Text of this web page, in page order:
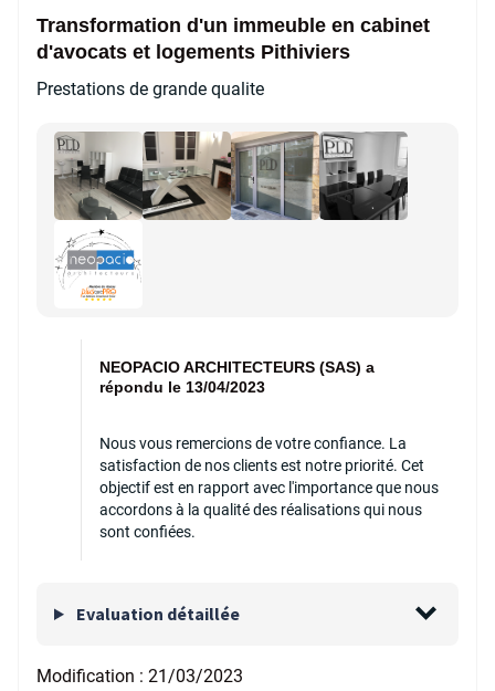
Transformation d'un immeuble en cabinet
d'avocats et logements Pithiviers
Prestations de grande qualite
NEOPACIO ARCHITECTEURS (SAS) a
répondu le 13/04/2023
Nous vous remercions de votre confiance. La
satisfaction de nos clients est notre priorité. Cet
objectif est en rapport avec l'importance que nous
accordons à la qualité des réalisations qui nous
sont confiées.
Evaluation détaillée
Modification : 21/03/2023